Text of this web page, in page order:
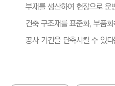
부재를 생산하여 현장으로
건축 구조재를 표준화, 부품
공사 기간을 단축시킬 수 있